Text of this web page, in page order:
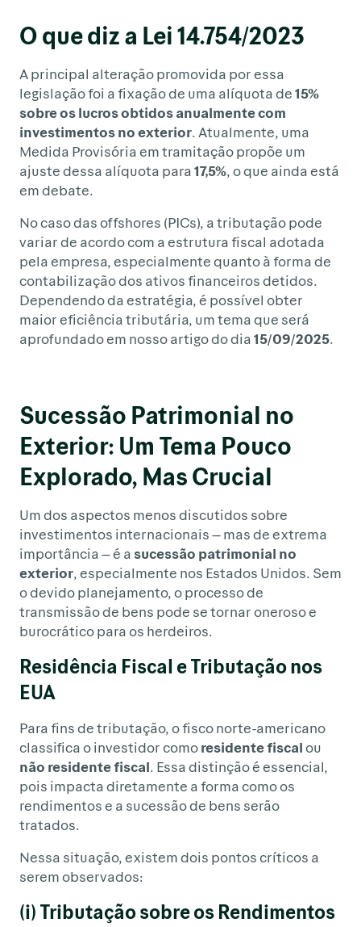
O que diz a Lei 14.754/2023
A principal alteração promovida por essa
legislação foi a fixação de uma alíquota de15%
sobre os lucros obtidos anualmente com
investimentos no exterior. Atualmente, uma
Medida Provisória em tramitação propõe um
ajuste dessa alíquota para17,5%, o que ainda está
em debate.
No caso das offshores (PICs), a tributação pode
variar de acordo com a estrutura fiscal adotada
pela empresa, especialmente quanto à forma de
contabilização dos ativos financeiros detidos.
Dependendo da estratégia, é possível obter
maior eficiência tributária, um tema que será
aprofundado em nosso artigo do dia15/09/2025.
Sucessão Patrimonial no
Exterior: Um Tema Pouco
Explorado, Mas Crucial
Um dos aspectos menos discutidos sobre
investimentos internacionais — mas de extrema
importância — é a sucessão patrimonial no
exterior, especialmente nos Estados Unidos. Sem
o devido planejamento, o processo de
transmissão de bens pode se tornar oneroso e
burocrático para os herdeiros.
Residência Fiscal e Tributação nos
EUA
Para fins de tributação, o fisco norte-americano
classifica o investidor comoresidente fiscalou
não residente fiscal. Essa distinção é essencial,
pois impacta diretamente a forma como os
rendimentos e a sucessão de bens serão
tratados.
Nessa situação, existem dois pontos críticos a
serem observados:
(i) Tributação sobre os Rendimentos